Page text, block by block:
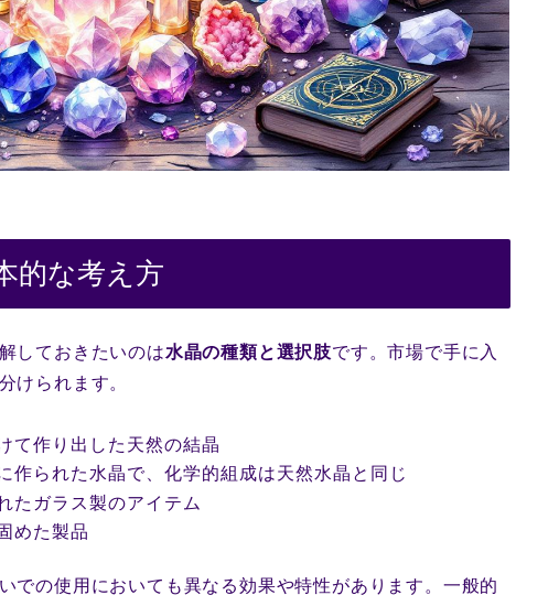
的な考え方
しておきたいのは水晶の種類と選択肢です。市場で手に入
けられます。
て作り出した天然の結晶
作られた水晶で、化学的組成は天然水晶と同じ
たガラス製のアイテム
めた製品
での使用においても異なる効果や特性があります。一般的